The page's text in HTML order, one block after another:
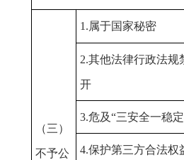
（三）
不予公
1.属于国家秘密
2.其他法律行政法规
开
3.危及“三安全一稳
4.保护第三方合法权